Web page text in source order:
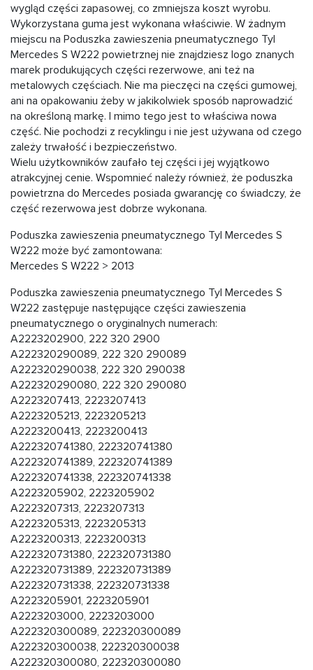
wygląd części zapasowej, co zmniejsza koszt wyrobu.
Wykorzystana guma jest wykonana właściwie. W żadnym
miejscu na Poduszka zawieszenia pneumatycznego Tyl
Mercedes S W222 powietrznej nie znajdziesz logo znanych
marek produkujących części rezerwowe, ani też na
metalowych częściach. Nie ma pieczęci na części gumowej,
ani na opakowaniu żeby w jakikolwiek sposób naprowadzić
na określoną markę. I mimo tego jest to właściwa nowa
część. Nie pochodzi z recyklingu i nie jest używana od czego
zależy trwałość i bezpieczeństwo.
Wielu użytkowników zaufało tej części i jej wyjątkowo
atrakcyjnej cenie. Wspomnieć należy również, że poduszka
powietrzna do Mercedes posiada gwarancję co świadczy, że
część rezerwowa jest dobrze wykonana.
Poduszka zawieszenia pneumatycznego Tyl Mercedes S
W222 może być zamontowana:
Mercedes S W222 > 2013
Poduszka zawieszenia pneumatycznego Tyl Mercedes S
W222 zastępuje następujące części zawieszenia
pneumatycznego o oryginalnych numerach:
A2223202900, 222 320 2900
A222320290089, 222 320 290089
A222320290038, 222 320 290038
A222320290080, 222 320 290080
A2223207413, 2223207413
A2223205213, 2223205213
A2223200413, 2223200413
A222320741380, 222320741380
A222320741389, 222320741389
A222320741338, 222320741338
A2223205902, 2223205902
A2223207313, 2223207313
A2223205313, 2223205313
A2223200313, 2223200313
A222320731380, 222320731380
A222320731389, 222320731389
A222320731338, 222320731338
A2223205901, 2223205901
A2223203000, 2223203000
A222320300089, 222320300089
A222320300038, 222320300038
A222320300080, 222320300080